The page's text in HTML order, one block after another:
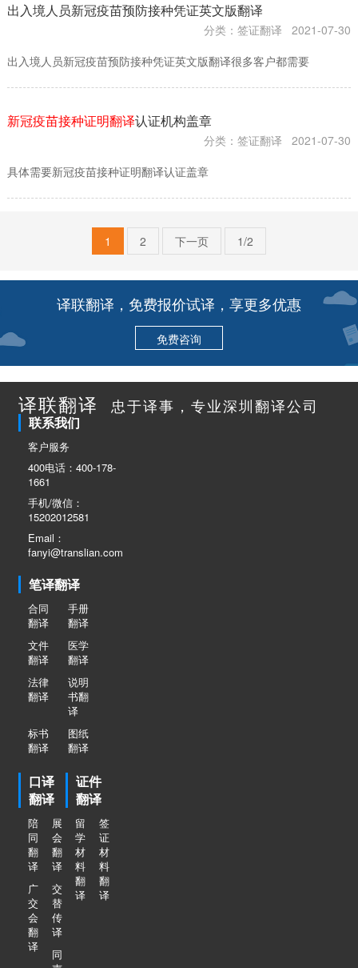
出入境人员新冠疫苗预防接种凭证英文版翻译
分类：签证翻译
2021-07-30
出入境人员新冠疫苗预防接种凭证英文版翻译很多客户都需要
新冠疫苗接种证明翻译认证机构盖章
分类：签证翻译
2021-07-30
具体需要新冠疫苗接种证明翻译认证盖章
1 2 下一页 1/2
译联翻译，免费报价试译，享更多优惠
免费咨询
译联翻译忠于译事，专业深圳翻译公司
联系我们
客户服务
400电话：400-178-
1661
手机/微信：
15202012581
Email：
fanyi@translian.com
笔译翻译
合同
翻译
手册
翻译
文件
翻译
医学
翻译
法律
翻译
说明
书翻
译
标书
翻译
图纸
翻译
口译
翻译
陪
同
翻
译
展
会
翻
译
广
交
会
翻
译
交
替
传
译
同
证件
翻译
留
学
材
料
翻
译
签
证
材
料
翻
译